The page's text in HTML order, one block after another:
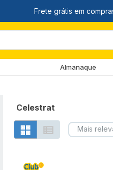
Almanaque
Celestrat